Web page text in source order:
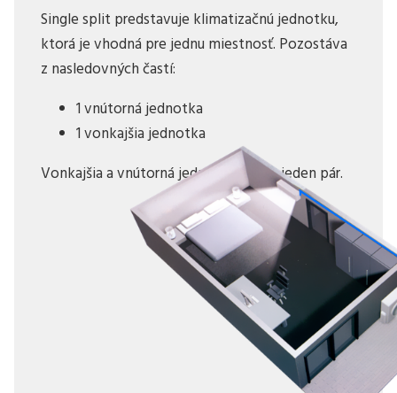
Single split predstavuje klimatizačnú jednotku,
ktorá je vhodná pre jednu miestnosť. Pozostáva
z nasledovných častí:
1 vnútorná jednotka
1 vonkajšia jednotka
Vonkajšia a vnútorná jednotka tvoria jeden pár.